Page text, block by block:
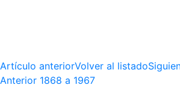
Artículo anteriorVolver al listado
Anterior 1868 a 1967